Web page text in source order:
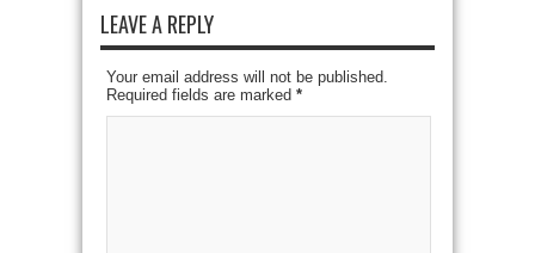
LEAVE A REPLY
Your email address will not be published.
Required fields are marked *